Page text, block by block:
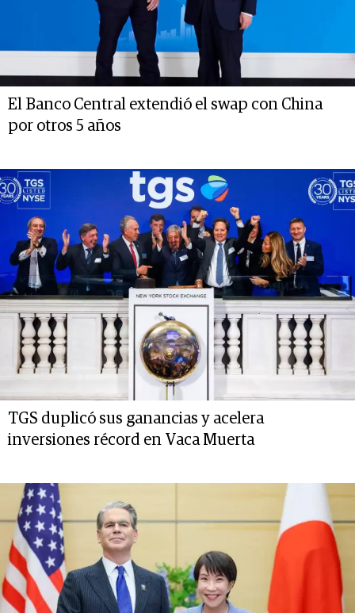
El Banco Central extendió el swap con China
por otros 5 años
TGS duplicó sus ganancias y acelera
inversiones récord en Vaca Muerta